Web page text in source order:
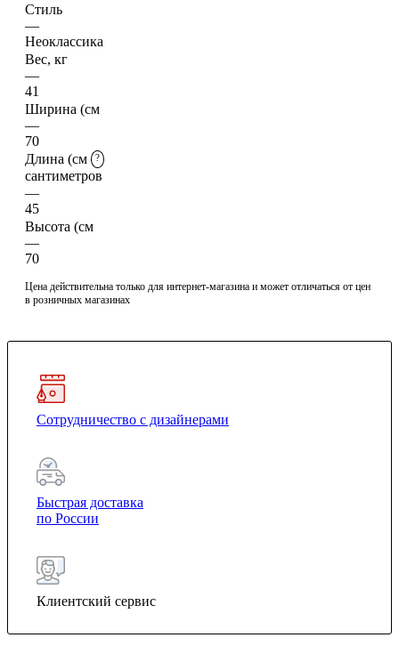
Стиль
—
Неоклассика
Вес, кг
—
41
Ширина (см
—
70
Длина (см
?
сантиметров
—
45
Высота (см
—
70
Цена действительна только для интернет-магазина и может отличаться от цен
в розничных магазинах
Сотрудничество с дизайнерами
Быстрая доставка
по России
Клиентский сервис